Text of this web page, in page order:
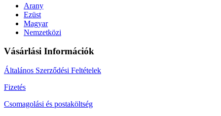
Arany
Ezüst
Magyar
Nemzetközi
Vásárlási Információk
Általános Szerződési Feltételek
Fizetés
Csomagolási és postaköltség